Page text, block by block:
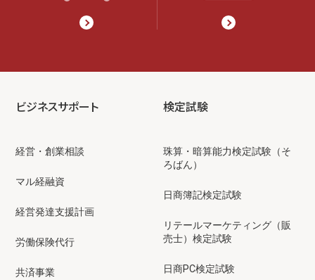
ビジネスサポート
経営・創業相談
マル経融資
経営発達支援計画
労働保険代行
共済事業
検定試験
珠算・暗算能力検定試験（そ
ろばん）
日商簿記検定試験
リテールマーケティング（販
売士）検定試験
日商PC検定試験